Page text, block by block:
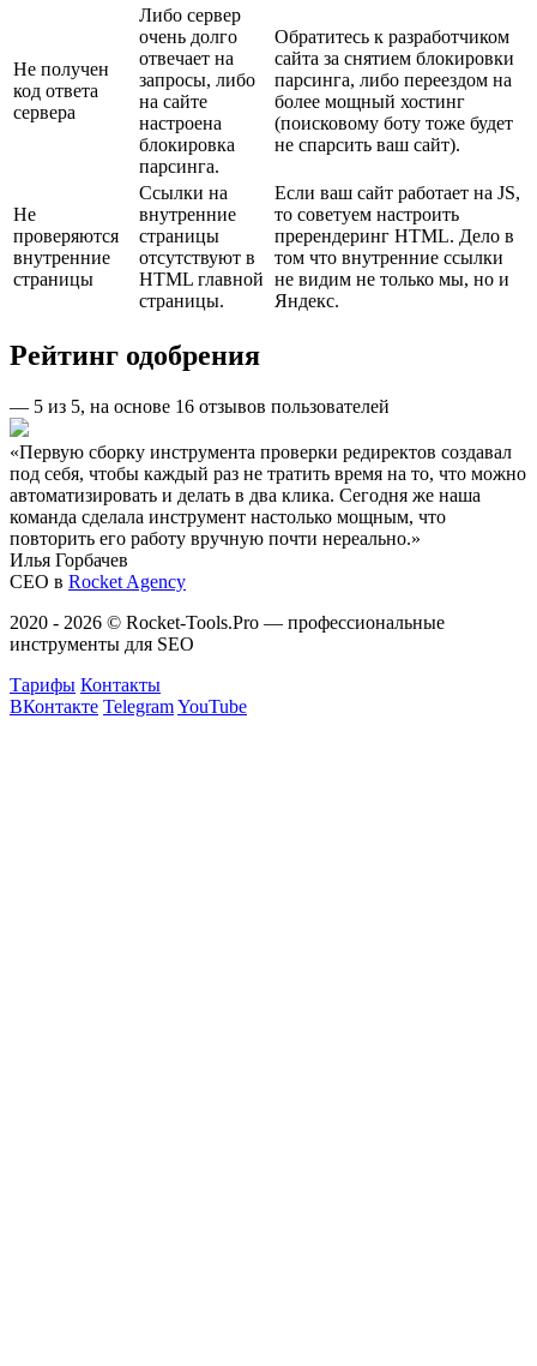
Не получен
код ответа
сервера
Либо сервер
очень долго
отвечает на
запросы, либо
на сайте
настроена
блокировка
парсинга.
Обратитесь к разработчиком
сайта за снятием блокировки
парсинга, либо переездом на
более мощный хостинг
(поисковому боту тоже будет
не спарсить ваш сайт).
Не
проверяются
внутренние
страницы
Ссылки на
внутренние
страницы
отсутствуют в
HTML главной
страницы.
Если ваш сайт работает на JS,
то советуем настроить
пререндеринг HTML. Дело в
том что внутренние ссылки
не видим не только мы, но и
Яндекс.
Рейтинг одобрения
— 5 из 5, на основе 16 отзывов пользователей
Первую сборку инструмента проверки редиректов создавал
под себя, чтобы каждый раз не тратить время на то, что можно
автоматизировать и делать в два клика. Сегодня же наша
команда сделала инструмент настолько мощным, что
повторить его работу вручную почти нереально.
Илья Горбачев
CEO в Rocket Agency
2020 - 2026 © Rocket-Tools.Pro — профессиональные
инструменты для SEO
Тарифы Контакты
ВКонтакте TelegramYouTube